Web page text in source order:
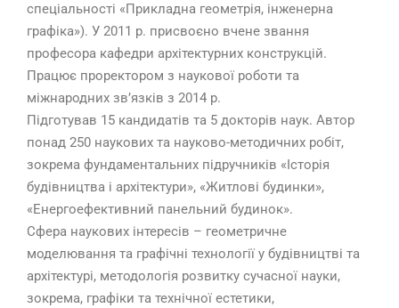
спеціальності «Прикладна геометрія, інженерна
графіка»). У 2011 р. присвоєно вчене звання
професора кафедри архітектурних конструкцій.
Працює проректором з наукової роботи та
міжнародних зв’язків з 2014 р.
Підготував 15 кандидатів та 5 докторів наук. Автор
понад 250 наукових та науково-методичних робіт,
зокрема фундаментальних підручників «Історія
будівництва і архітектури», «Житлові будинки»,
«Енергоефективний панельний будинок».
Сфера наукових інтересів – геометричне
моделювання та графічні технології у будівництві та
архітектурі, методологія розвитку сучасної науки,
зокрема, графіки та технічної естетики,